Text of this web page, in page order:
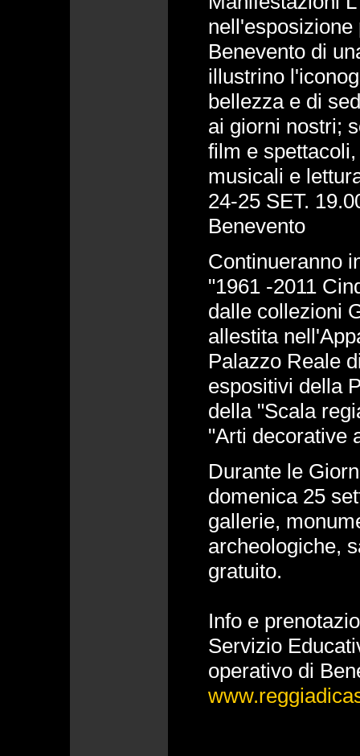
Benevento di
illustrino
bellezza e di
ai giorni nostri;
film e
musicali e
24-25 SET.
Benevento
Continueranno
"1961 -2011
dalle collezioni
allestita
Palazzo Reale
espositivi della
della "Scala
"Arti decorative
Durante le
domenica 25
gallerie,
archeologiche,
gratuito.
Info e
Servizio
operativo di